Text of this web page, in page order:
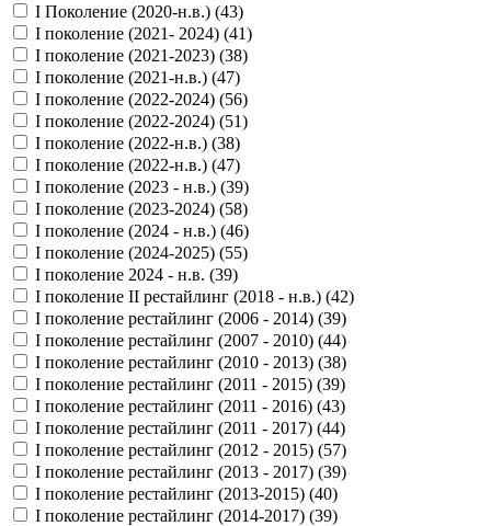
I Поколение (2020-н.в.) (43)
I поколение (2021- 2024) (41)
I поколение (2021-2023) (38)
I поколение (2021-н.в.) (47)
I поколение (2022-2024) (56)
I поколение (2022-2024) (51)
I поколение (2022-н.в.) (38)
I поколение (2022-н.в.) (47)
I поколение (2023 - н.в.) (39)
I поколение (2023-2024) (58)
I поколение (2024 - н.в.) (46)
I поколение (2024-2025) (55)
I поколение 2024 - н.в. (39)
I поколение II рестайлинг (2018 - н.в.) (42)
I поколение рестайлинг (2006 - 2014) (39)
I поколение рестайлинг (2007 - 2010) (44)
I поколение рестайлинг (2010 - 2013) (38)
I поколение рестайлинг (2011 - 2015) (39)
I поколение рестайлинг (2011 - 2016) (43)
I поколение рестайлинг (2011 - 2017) (44)
I поколение рестайлинг (2012 - 2015) (57)
I поколение рестайлинг (2013 - 2017) (39)
I поколение рестайлинг (2013-2015) (40)
I поколение рестайлинг (2014-2017) (39)